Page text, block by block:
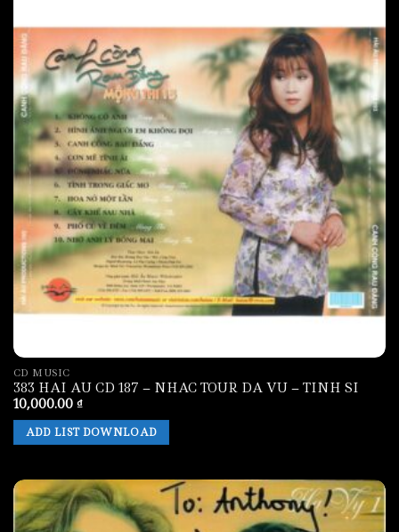
CD MUSIC
383 HAI AU CD 187 – NHAC TOUR DA VU – TINH SI
10,000.00 ₫
ADD LIST DOWNLOAD